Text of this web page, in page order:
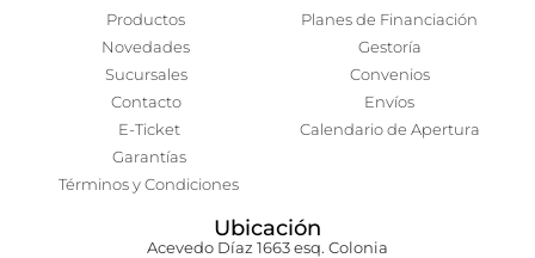
Productos
Novedades
Sucursales
Contacto
E-Ticket
Garantías
Términos y Condiciones
Planes de Financiación
Gestoría
Convenios
Envíos
Calendario de Apertura
Ubicación
Acevedo Díaz 1663 esq. Colonia